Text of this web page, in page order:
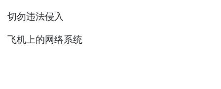
切勿违法侵入
飞机上的网络系统